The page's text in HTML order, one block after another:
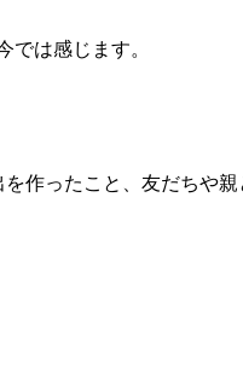
では感じます。
作ったこと、友だちや